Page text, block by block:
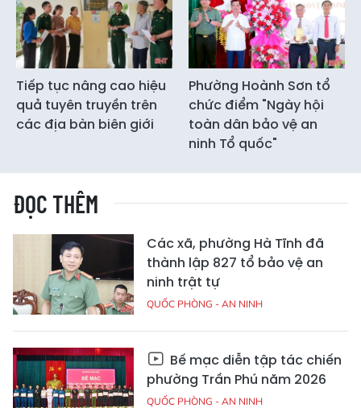
Tiếp tục nâng cao hiệu
quả tuyên truyền trên
các địa bàn biên giới
Phường Hoành Sơn tổ
chức điểm "Ngày hội
toàn dân bảo vệ an
ninh Tổ quốc"
ĐỌC THÊM
Các xã, phường Hà Tĩnh đã
thành lập 827 tổ bảo vệ an
ninh trật tự
QUỐC PHÒNG - AN NINH
Bế mạc diễn tập tác chiến
phường Trần Phú năm 2026
QUỐC PHÒNG - AN NINH